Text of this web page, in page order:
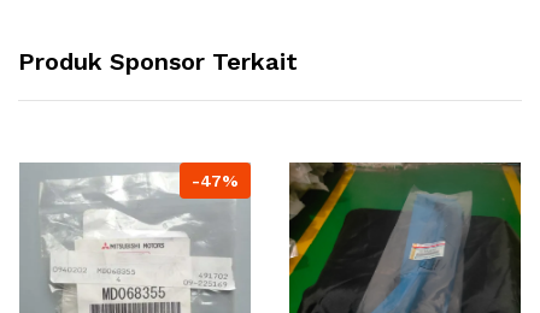
Produk Sponsor Terkait
-47%